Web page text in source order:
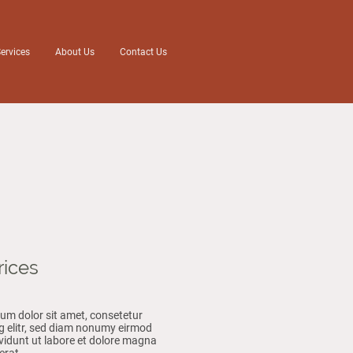
About Us Contact Us
dolor sit amet, consetetur
elitr, sed diam nonumy eirmod
ut labore et dolore magna